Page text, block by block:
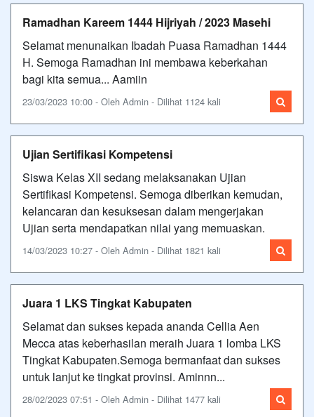
Ramadhan Kareem 1444 Hijriyah / 2023 Masehi
Selamat menunaikan Ibadah Puasa Ramadhan 1444
H. Semoga Ramadhan ini membawa keberkahan
bagi kita semua... Aamiin
23/03/2023 10:00 - Oleh Admin - Dilihat 1124 kali
Ujian Sertifikasi Kompetensi
Siswa Kelas XII sedang melaksanakan Ujian
Sertifikasi Kompetensi. Semoga diberikan kemudan,
kelancaran dan kesuksesan dalam mengerjakan
Ujian serta mendapatkan nilai yang memuaskan.
14/03/2023 10:27 - Oleh Admin - Dilihat 1821 kali
Juara 1 LKS Tingkat Kabupaten
Selamat dan sukses kepada ananda Cellia Aen
Mecca atas keberhasilan meraih Juara 1 lomba LKS
Tingkat Kabupaten.Semoga bermanfaat dan sukses
untuk lanjut ke tingkat provinsi. Aminnn...
28/02/2023 07:51 - Oleh Admin - Dilihat 1477 kali